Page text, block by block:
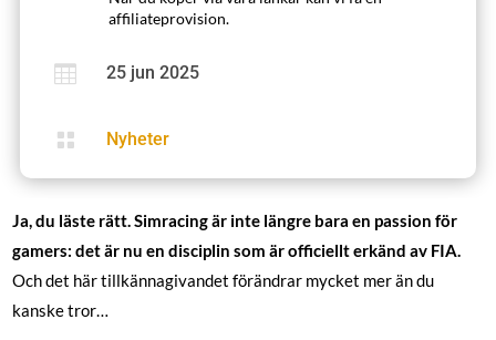
affiliateprovision.
 25 jun 2025
 Nyheter
Ja, du läste rätt. Simracing är inte längre bara en passion för
gamers: det är nu en disciplin som är officiellt erkänd av FIA.
Och det här tillkännagivandet förändrar mycket mer än du
kanske tror…